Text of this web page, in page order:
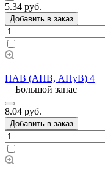
5.34 руб.
Добавить в заказ
ПАВ (АПВ, АПуВ) 4
Большой запас
8.04 руб.
Добавить в заказ